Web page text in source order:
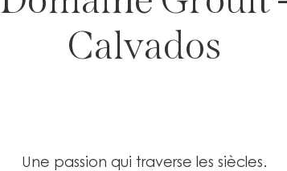
Calvados
Une passion qui traverse les siècles.